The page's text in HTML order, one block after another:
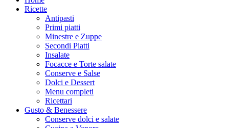
Ricette
Antipasti
Primi piatti
Minestre e Zuppe
Secondi Piatti
Insalate
Focacce e Torte salate
Conserve e Salse
Dolci e Dessert
Menu completi
Ricettari
Gusto & Benessere
Conserve dolci e salate